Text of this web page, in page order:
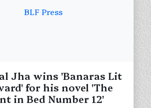
Jha wins 'Banaras Lit
for his novel 'The
in Bed Number 12'